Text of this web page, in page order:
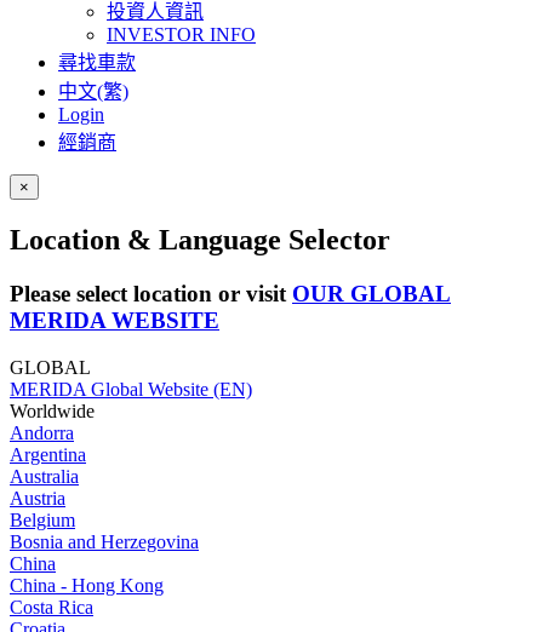
投資人資訊
INVESTOR INFO
尋找車款
中文(繁)
Login
經銷商
×
Location & Language Selector
Please select location or visit OUR GLOBAL
MERIDA WEBSITE
GLOBAL
MERIDA Global Website (EN)
Worldwide
Andorra
Argentina
Australia
Austria
Belgium
Bosnia and Herzegovina
China
China - Hong Kong
Costa Rica